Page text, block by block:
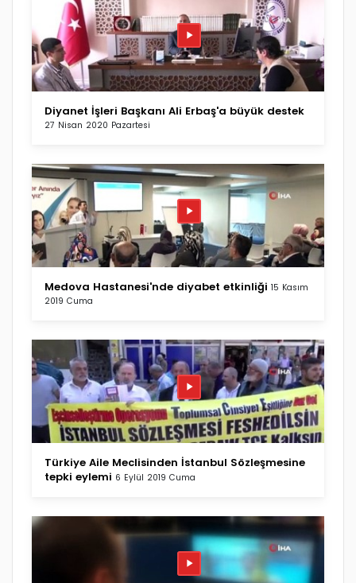
Diyanet İşleri Başkanı Ali Erbaş'a büyük destek
27 Nisan 2020 Pazartesi
Medova Hastanesi'nde diyabet etkinliği 15 Kasım
2019 Cuma
Türkiye Aile Meclisinden İstanbul Sözleşmesine
tepki eylemi 6 Eylül 2019 Cuma